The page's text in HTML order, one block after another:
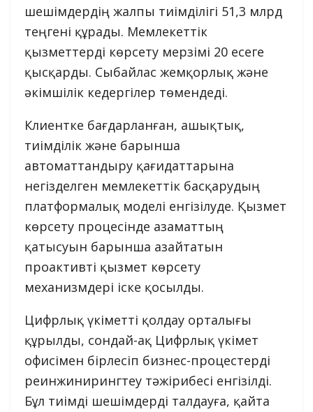
шешімдердің жалпы тиімділігі 51,3 млрд
теңгені құрады. Мемлекеттік
қызметтерді көрсету мерзімі 20 есеге
қысқарды. Сыбайлас жемқорлық және
әкімшілік кедергілер төмендеді.
Клиентке бағдарланған, ашықтық,
тиімділік және барынша
автоматтандыру қағидаттарына
негізделген мемлекеттік басқарудың
платформалық моделі енгізілуде. Қызмет
көрсету процесінде азаматтың
қатысуын барынша азайтатын
проактивті қызмет көрсету
механизмдері іске қосылды.
Цифрлық үкіметті қолдау орталығы
құрылды, сондай-ақ Цифрлық үкімет
офисімен бірлесіп бизнес-процестерді
реинжинирингтеу тәжірибесі енгізілді.
Бұл тиімді шешімдерді талдауға, қайта